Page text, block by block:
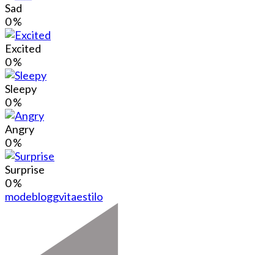
Sad
0%
Excited
0%
Sleepy
0%
Angry
0%
Surprise
0%
modebloggvitaestilo